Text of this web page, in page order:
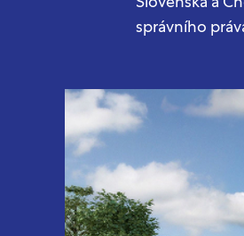
správního